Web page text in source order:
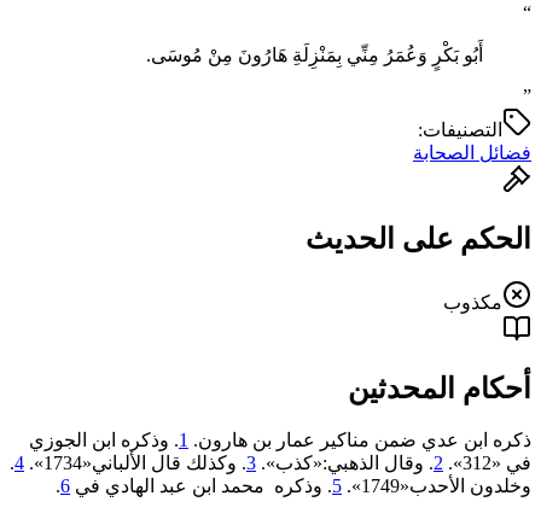
“
أَبُو بَكْرٍ ‌وَعُمَرُ ‌مِنِّي ‌بِمَنْزِلَةِ ‌هَارُونَ مِنْ مُوسَى.
”
التصنيفات:
فضائل الصحابة
الحكم على الحديث
مكذوب
أحكام المحدثين
ذكره ابن عدي ضمن مناكير عمار بن هارون. 1. وذكره ابن الجوزي
في «312».
2. وقال الذهبي:«كذب». 3. وكذلك قال الألباني«‌‌1734». 4
.
وخلدون الأحدب«1749».
5. وذكره محمد ابن عبد الهادي في 6
.